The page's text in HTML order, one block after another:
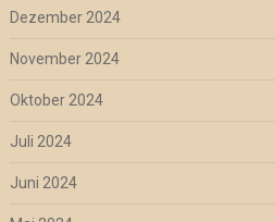
Dezember 2024
November 2024
Oktober 2024
Juli 2024
Juni 2024